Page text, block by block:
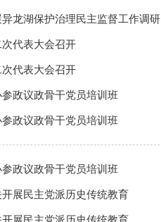
龙湖保护治理民主监督工作调研
代表大会召开
代表大会召开
政议政骨干党员培训班
政议政骨干党员培训班
政议政骨干党员培训班
展民主党派历史传统教育
展民主党派历史传统教育